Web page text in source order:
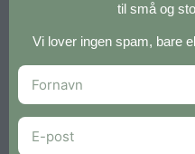
til små og
Vi lover ingen spam, bare